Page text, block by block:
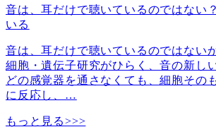
音は、耳だけで聴いているのではない
いる
音は、耳だけで聴いているのではな
細胞・遺伝子研究がひらく、音の新し
どの感覚器を通さなくても、細胞その
に反応し、 …
もっと見る>>>